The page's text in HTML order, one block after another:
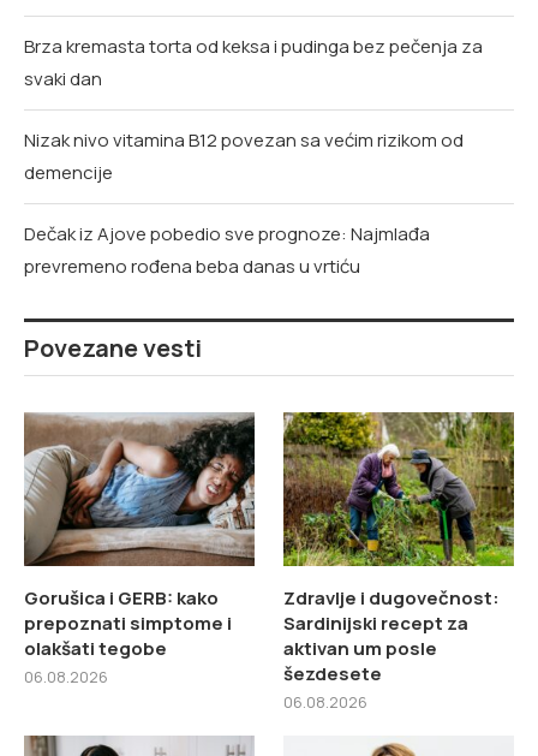
Brza kremasta torta od keksa i pudinga bez pečenja za
svaki dan
Nizak nivo vitamina B12 povezan sa većim rizikom od
demencije
Dečak iz Ajove pobedio sve prognoze: Najmlađa
prevremeno rođena beba danas u vrtiću
Povezane vesti
Gorušica i GERB: kako
prepoznati simptome i
olakšati tegobe
06.08.2026
Zdravlje i dugovečnost:
Sardinijski recept za
aktivan um posle
šezdesete
06.08.2026